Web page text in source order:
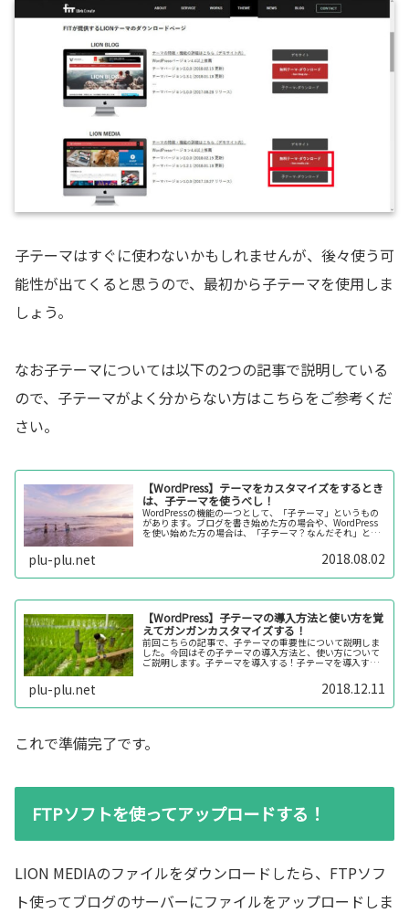
子テーマはすぐに使わないかもしれませんが、後々使う可
能性が出てくると思うので、最初から子テーマを使用しま
しょう。
なお子テーマについては以下の2つの記事で説明している
ので、子テーマがよく分からない方はこちらをご参考くだ
さい。
【WordPress】テーマをカスタマイズをするとき
は、子テーマを使うべし！
WordPressの機能の一つとして、「子テーマ」というもの
があります。ブログを書き始めた方の場合や、WordPress
を使い始めた方の場合は、「子テーマ？なんだそれ」とか
plu-plu.net 2018.08.02
【WordPress】子テーマの導入方法と使い方を覚
えてガンガンカスタマイズする！
前回こちらの記事で、子テーマの重要性について説明しま
した。今回はその子テーマの導入方法と、使い方について
ご説明します。子テーマを導入する！子テーマを導入する
plu-plu.net 2018.12.11
これで準備完了です。
FTPソフトを使ってアップロードする！
LION MEDIAのファイルをダウンロードしたら、FTPソフ
ト使ってブログのサーバーにファイルをアップロードしま